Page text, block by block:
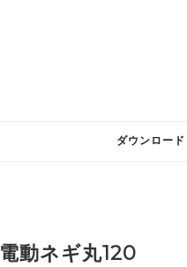
ダウンロード
電動ネギ丸120